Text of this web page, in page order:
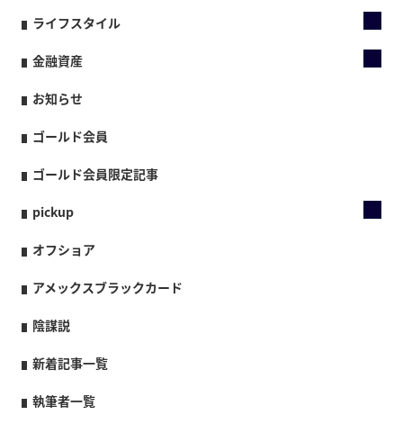
ライフスタイル
金融資産
お知らせ
ゴールド会員
ゴールド会員限定記事
pickup
オフショア
アメックスブラックカード
陰謀説
新着記事一覧
執筆者一覧